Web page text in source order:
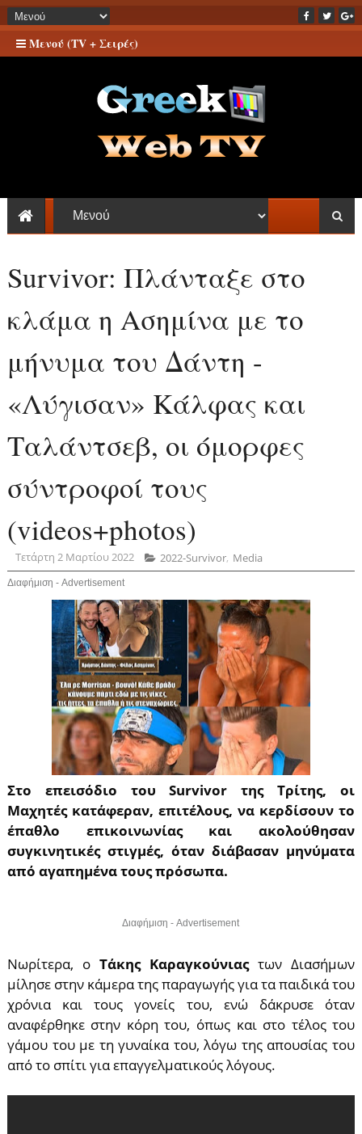
Μενού (TV + Σειρές)
Survivor: Πλάνταξε στο
κλάμα η Ασημίνα με το
μήνυμα του Δάντη -
«Λύγισαν» Κάλφας και
Ταλάντσεβ, οι όμορφες
σύντροφοί τους
(videos+photos)
Τετάρτη 2 Μαρτίου 2022 2022-Survivor, Media
Διαφήμιση - Advertisement
Στο επεισόδιο του Survivor της Τρίτης, oι
Μαχητές κατάφεραν, επιτέλους, να κερδίσουν το
έπαθλο επικοινωνίας και ακολούθησαν
συγκινητικές στιγμές, όταν διάβασαν μηνύματα
από αγαπημένα τους πρόσωπα.
Διαφήμιση - Advertisement
Νωρίτερα, ο Τάκης Καραγκούνιαςτων Διασήμων
μίλησε στην κάμερα της παραγωγής για τα παιδικά του
χρόνια και τους γονείς του, ενώ δάκρυσε όταν
αναφέρθηκε στην κόρη του, όπως και στο τέλος του
γάμου του με τη γυναίκα του, λόγω της απουσίας του
από το σπίτι για επαγγελματικούς λόγους.